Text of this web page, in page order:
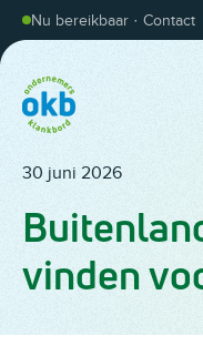
Overslaan en inhoud
Nu bereikbaar · Contact
30 juni 2026
vinden